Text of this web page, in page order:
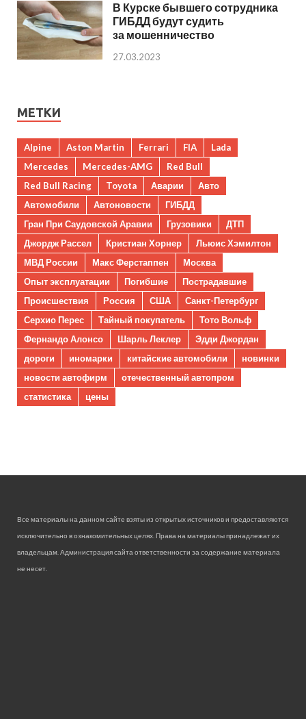
В Курске бывшего сотрудника
ГИБДД будут судить
за мошенничество
27.03.2023
МЕТКИ
Alpine Aston Martin Ferrari FIA
Lada
Mercedes
Mercedes-AMG
Red Bull
Red Bull Racing
Toyota Аварии
Авто
Автомобили
Автоновости
ГИБДД
Гран При Саудовской Аравии
Грузовики
ДТП
Джордж Рассел
Кристиан Хорнер
Льюис Хэмилтон
МВД России
Макс Ферстаппен
Москва
Опыт эксплуатации
Погибшие
Пострадавшие
Происшествия
Россия США
Санкт-Петербург
Серхио Перес
Тайный покупатель
Тото Вольф
Фернандо Алонсо
Шарль Леклер
Эдди Джордан
дороги
иномарки китайские автомобили
новинки
новости автофирм
отечественный автопром
статистика
цены
Все материалы на данном сайте взяты из открытых источников и предоставляются
исключительно в ознакомительных целях. Права на материалы принадлежат их
владельцам. Администрация сайта ответственности за содержание материала
не несет.